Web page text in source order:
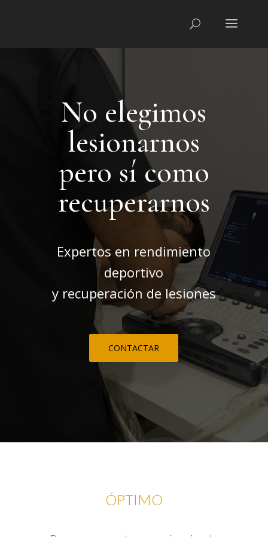
No elegimos
lesionarnos
pero sí como
recuperarnos
Expertos en rendimiento
deportivo
y recuperación de lesiones
CONTACTAR
ÓPTIMO